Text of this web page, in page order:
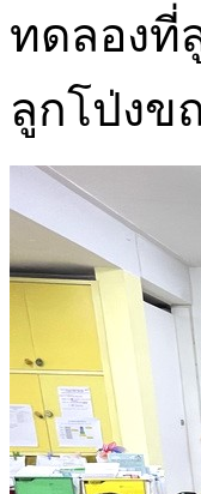
ทดลองที่
ลูกโป่งข